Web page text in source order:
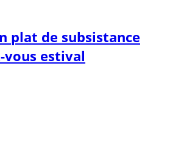
plat de subsistance
vous estival